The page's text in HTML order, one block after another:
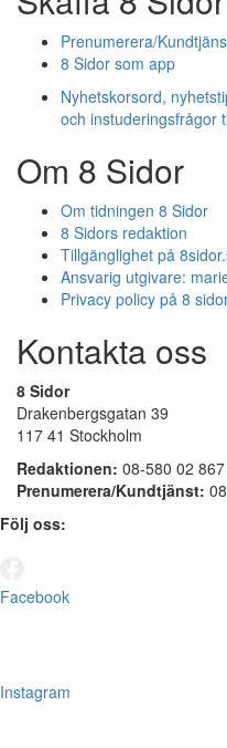
Prenumerera/
8 Sidor som app
Nyhetskorsord,
och instuderingsfrågor
Om 8 Sidor
Om tidningen 8 Sidor
8 Sidors redaktion
Tillgänglighet på
Ansvarig utgivare:
Privacy policy på 8
Kontakta oss
8 Sidor
Drakenbergsgatan 39
117 41 Stockholm
Redaktionen: 08-580 02 867
Prenumerera/Kundtjänst:
Följ oss:
Facebook
Instagram